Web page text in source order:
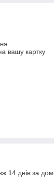
вашу картку
14 днів за